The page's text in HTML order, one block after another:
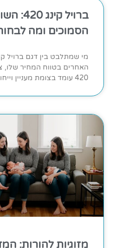
ברויל
הסמוכים ומה
420 עומד בצומת מעניין וייחודי בתוך הקטלוג של
מזוגיות להורות: